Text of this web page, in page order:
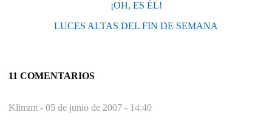
¡OH, ES ÉL!
LUCES ALTAS DEL FIN DE SEMANA
11 COMENTARIOS
Klimmt - 05 de junio de 2007 - 14:40